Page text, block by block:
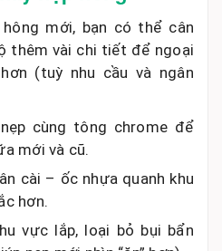
mới, bạn có thể cân
thêm vài chi tiết để ngoại
(tuỳ nhu cầu và ngân
cùng tông chrome để
mới và cũ.
cài – ốc nhựa quanh khu
hơn.
vực lắp, loại bỏ bụi bẩn